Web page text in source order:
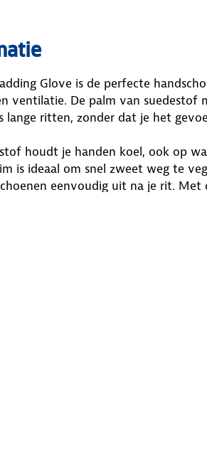
Glove is de perfecte
ventilatie. De palm van suedestof
lange ritten, zonder dat je het
houdt je handen koel, ook op
is ideaal om snel zweet weg te
eenvoudig uit na je rit.
volop kunt genieten van elke